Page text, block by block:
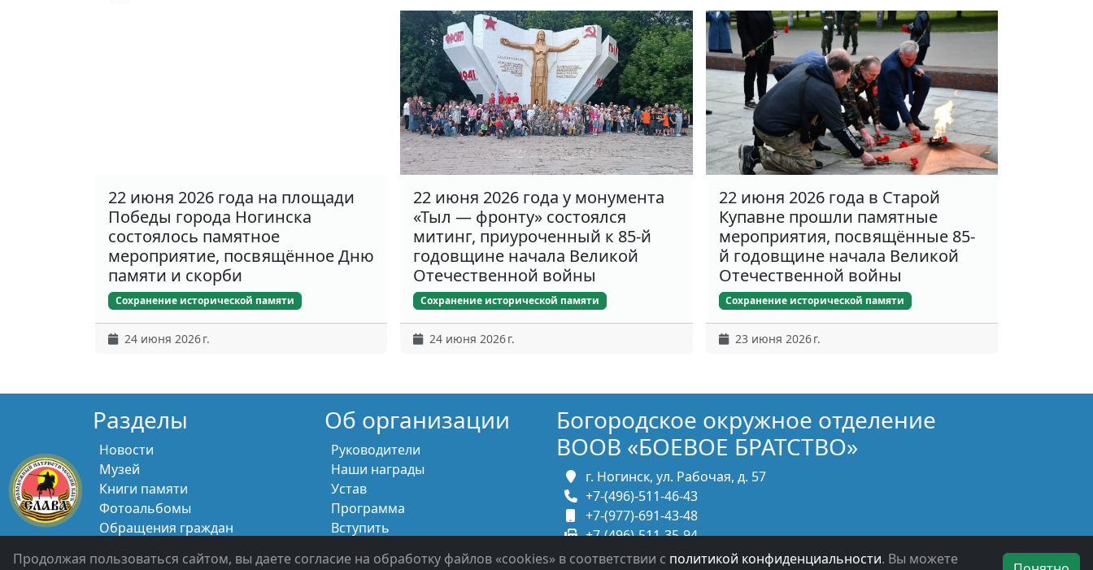
22 июня 2026 года на площади
Победы города Ногинска
состоялось памятное
мероприятие, посвящённое Дню
памяти и скорби
Сохранение исторической памяти
24 июня 2026 г.
22 июня 2026 года у монумента
«Тыл — фронту» состоялся
митинг, приуроченный к 85-й
годовщине начала Великой
Отечественной войны
Сохранение исторической памяти
24 июня 2026 г.
22 июня 2026 года в Старой
Купавне прошли памятные
мероприятия, посвящённые 85-
й годовщине начала Великой
Отечественной войны
Сохранение исторической памяти
23 июня 2026 г.
Разделы
Новости
Музей
Книги памяти
Фотоальбомы
Обращения граждан
Об организации
Руководители
Наши награды
Устав
Программа
Вступить
Богородское окружное отделение
ВООВ «БОЕВОЕ БРАТСТВО»
г. Ногинск, ул. Рабочая, д. 57
+7-(496)-511-46-43
+7-(977)-691-43-48
+7-(496)-511-35-94
bbnoginsk@mail.ru
Продолжая пользоваться сайтом, вы даете согласие на обработку файлов «cookies» в соответствии с политикой конфиденциальности. Вы можете